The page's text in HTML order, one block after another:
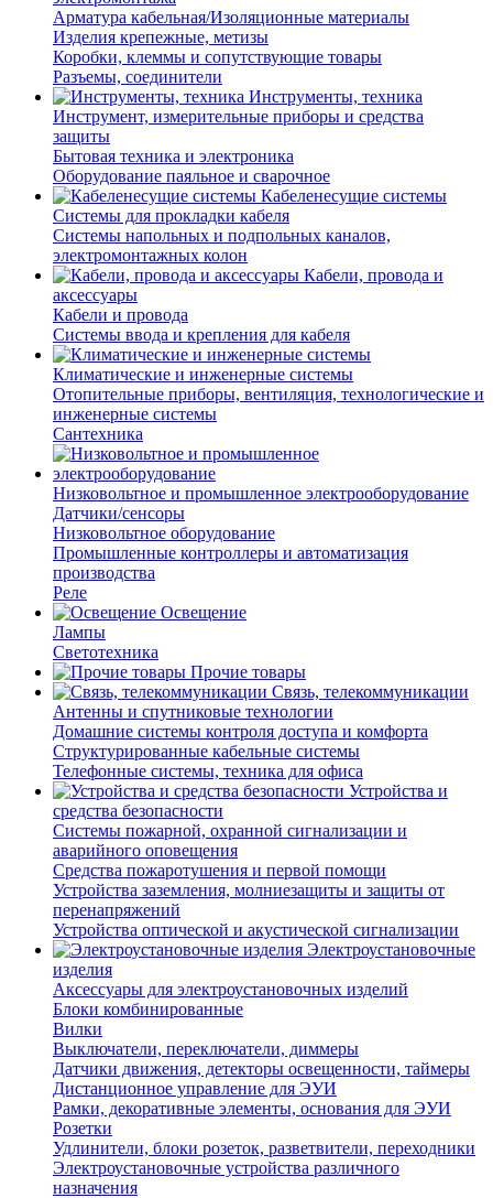
Арматура кабельная/Изоляционные материалы
Изделия крепежные, метизы
Коробки, клеммы и сопутствующие товары
Разъемы, соединители
Инструменты, техника
Инструмент, измерительные приборы и средства
защиты
Бытовая техника и электроника
Оборудование паяльное и сварочное
Кабеленесущие системы
Системы для прокладки кабеля
Системы напольных и подпольных каналов,
электромонтажных колон
Кабели, провода и
аксессуары
Кабели и провода
Системы ввода и крепления для кабеля
Климатические и инженерные системы
Отопительные приборы, вентиляция, технологические и
инженерные системы
Сантехника
Низковольтное и промышленное электрооборудование
Датчики/сенсоры
Низковольтное оборудование
Промышленные контроллеры и автоматизация
производства
Реле
Освещение
Лампы
Светотехника
Прочие товары
Связь, телекоммуникации
Антенны и спутниковые технологии
Домашние системы контроля доступа и комфорта
Структурированные кабельные системы
Телефонные системы, техника для офиса
Устройства и
средства безопасности
Системы пожарной, охранной сигнализации и
аварийного оповещения
Средства пожаротушения и первой помощи
Устройства заземления, молниезащиты и защиты от
перенапряжений
Устройства оптической и акустической сигнализации
Электроустановочные
изделия
Аксессуары для электроустановочных изделий
Блоки комбинированные
Вилки
Выключатели, переключатели, диммеры
Датчики движения, детекторы освещенности, таймеры
Дистанционное управление для ЭУИ
Рамки, декоративные элементы, основания для ЭУИ
Розетки
Удлинители, блоки розеток, разветвители, переходники
Электроустановочные устройства различного
назначения